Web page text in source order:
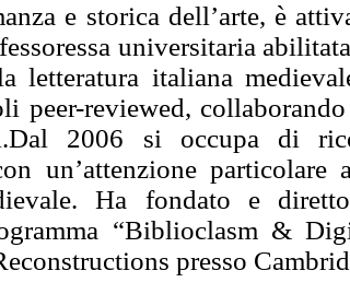
e storica dell’arte, è
universitaria
letteratura italiana
peer-reviewed,
2006 si occupa di
un’attenzione
Ha fondato e
“Biblioclasm &
presso